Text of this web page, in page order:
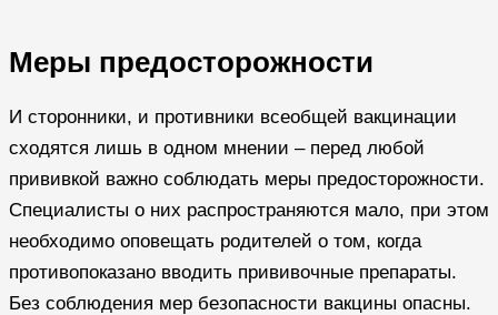
Меры предосторожности
И сторонники, и противники всеобщей вакцинации
сходятся лишь в одном мнении – перед любой
прививкой важно соблюдать меры предосторожности.
Специалисты о них распространяются мало, при этом
необходимо оповещать родителей о том, когда
противопоказано вводить прививочные препараты.
Без соблюдения мер безопасности вакцины опасны.